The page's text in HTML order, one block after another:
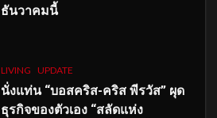
ธันวาคมนี้
LIVING UPDATE
นั่งแท่น “บอสคริส-คริส พีรวัส” ผุด
ธุรกิจของตัวเอง “สลัดแห่ง